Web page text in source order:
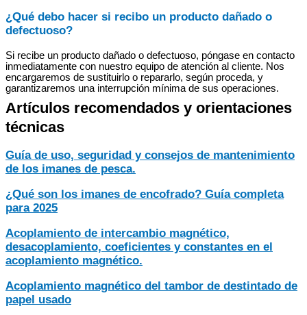
¿Qué debo hacer si recibo un producto dañado o
defectuoso?
Si recibe un producto dañado o defectuoso, póngase en contacto
inmediatamente con nuestro equipo de atención al cliente. Nos
encargaremos de sustituirlo o repararlo, según proceda, y
garantizaremos una interrupción mínima de sus operaciones.
Artículos recomendados y orientaciones
técnicas
Guía de uso, seguridad y consejos de mantenimiento
de los imanes de pesca.
¿Qué son los imanes de encofrado? Guía completa
para 2025
Acoplamiento de intercambio magnético,
desacoplamiento, coeficientes y constantes en el
acoplamiento magnético.
Acoplamiento magnético del tambor de destintado de
papel usado